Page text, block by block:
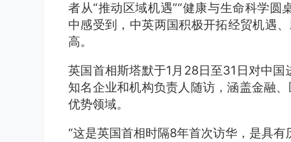
者从“推动区域机遇”“健康与生命科学圆
中感受到，中英两国积极开拓经贸机遇
高。
英国首相斯塔默于1月28日至31日对中
知名企业和机构负责人随访，涵盖金融
优势领域。
“这是英国首相时隔8年首次访华，是具